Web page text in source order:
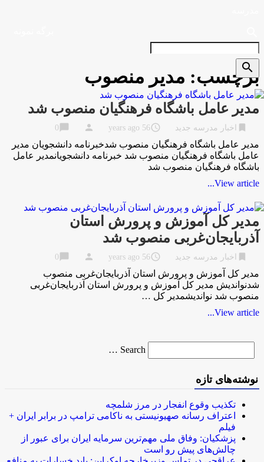
برچسب: مدیر منصوب
مدیر عامل باشگاه فرهنگیان منصوب شد
اخبار مدرسه جدید access_time
56 years ago
person
chat_bubble
مدیر عامل باشگاه فرهنگیان منصوب شدخبرنامه دانشجویان مدیر
عامل باشگاه فرهنگیان منصوب شد خبرنامه دانشجویانمدیر عامل
باشگاه فرهنگیان منصوب شد
View article...
مدیر کل آموزش و پرورش استان
آذربایجان‌غربی منصوب شد
اخبار مدرسه جدید access_time
56 years ago
person
chat_bubble
مدیر کل آموزش و پرورش استان آذربایجان‌غربی منصوب
شدنواندیش مدیر کل آموزش و پرورش استان آذربایجان‌غربی
منصوب شد نواندیشمدیر کل …
View article...
for
Search …
search
نوشته‌های تازه
تکذیب وقوع انفجار در مرز شلمچه
اعتراف رسانه صهیونیستی به ناکامی ترامپ در برابر ایران +
فیلم
پزشکیان: وفاق ملی مهم‌ترین سرمایه ایران برای عبور از
چالش‌های پیش رو است